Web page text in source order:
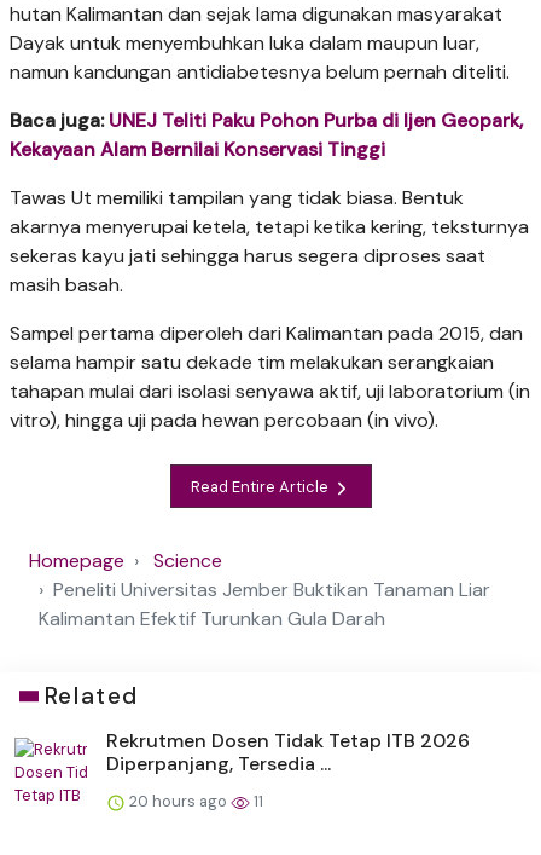
hutan Kalimantan dan sejak lama digunakan masyarakat
Dayak untuk menyembuhkan luka dalam maupun luar,
namun kandungan antidiabetesnya belum pernah diteliti.
Baca juga:UNEJ Teliti Paku Pohon Purba di Ijen Geopark,
Kekayaan Alam Bernilai Konservasi Tinggi
Tawas Ut memiliki tampilan yang tidak biasa. Bentuk
akarnya menyerupai ketela, tetapi ketika kering, teksturnya
sekeras kayu jati sehingga harus segera diproses saat
masih basah.
Sampel pertama diperoleh dari Kalimantan pada 2015, dan
selama hampir satu dekade tim melakukan serangkaian
tahapan mulai dari isolasi senyawa aktif, uji laboratorium (in
vitro), hingga uji pada hewan percobaan (in vivo).
Read Entire Article
Homepage
Science
Peneliti Universitas Jember Buktikan Tanaman Liar
Kalimantan Efektif Turunkan Gula Darah
Related
Rekrutmen Dosen Tidak Tetap ITB 2026
Diperpanjang, Tersedia ...
20 hours ago 11